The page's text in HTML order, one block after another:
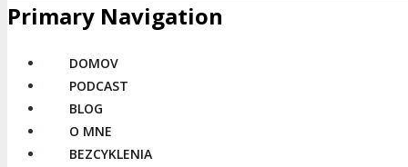
Primary Navigation
DOMOV
PODCAST
BLOG
O MNE
BEZCYKLENIA